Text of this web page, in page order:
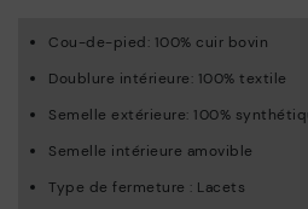
Cou-de-pied: 100% cuir bovin
Doublure intérieure: 100% textile
Semelle extérieure: 100%
Semelle intérieure amovible
Type de fermeture : Lacets